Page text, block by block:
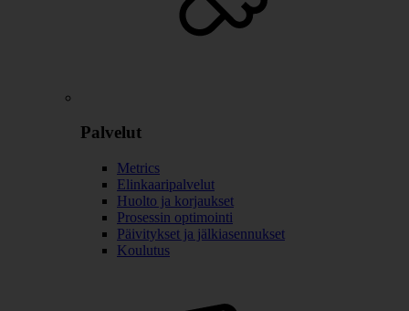
Palvelut
Metrics
Elinkaaripalvelut
Huolto ja korjaukset
Prosessin optimointi
Päivitykset ja jälkiasennukset
Koulutus